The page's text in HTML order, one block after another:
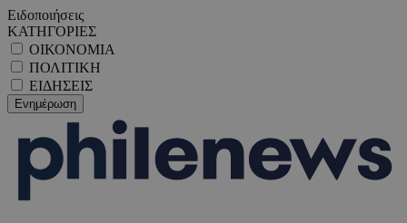
Ειδοποιήσεις
ΚΑΤΗΓΟΡΙΕΣ
ΟΙΚΟΝΟΜΙΑ
ΠΟΛΙΤΙΚΗ
ΕΙΔΗΣΕΙΣ